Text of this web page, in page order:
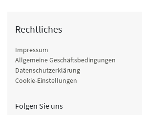
Rechtliches
Impressum
Allgemeine Geschäftsbedingungen
Datenschutzerklärung
Cookie-Einstellungen
Folgen Sie uns